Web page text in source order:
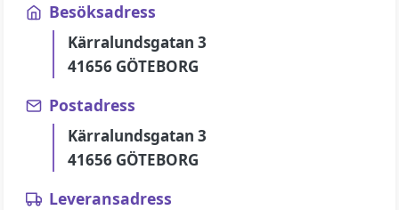
Besöksadress
Kärralundsgatan 3
41656 GÖTEBORG
Postadress
Kärralundsgatan 3
41656 GÖTEBORG
Leveransadress